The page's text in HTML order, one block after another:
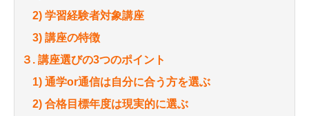
2) 学習経験者対象講座
3) 講座の特徴
３. 講座選びの3つのポイント
1) 通学or通信は自分に合う方を選ぶ
2) 合格目標年度は現実的に選ぶ